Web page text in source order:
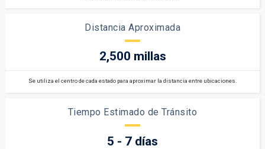
Distancia Aproximada
2,500 millas
Se utiliza el centro de cada estado para aproximar la distancia entre ubicaciones.
Tiempo Estimado de Tránsito
5 - 7 días